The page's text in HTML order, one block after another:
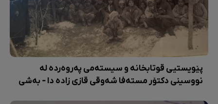
پێویستیی قوتابخانە و سیستەمی پەروەردە لە
نووسینی دکتۆر مستەفا شەوقی قازی زادە دا - بەشی